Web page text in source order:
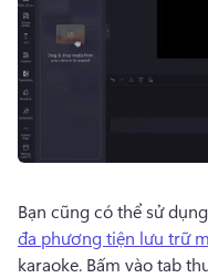
Bạn cũng có thể sử dụng
đa phương tiện lưu trữ
karaoke. Bấm vào tab